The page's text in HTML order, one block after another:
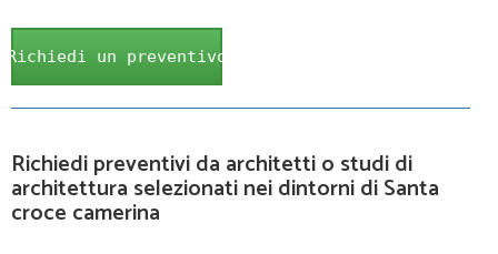
Richiedi un preventivo
Richiedi preventivi da architetti o studi di
architettura selezionati nei dintorni di Santa
croce camerina